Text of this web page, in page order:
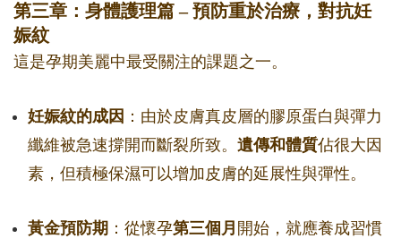
第三章：身體護理篇 – 預防重於治療，對抗妊
娠紋
這是孕期美麗中最受關注的課題之一。
妊娠紋的成因 ：由於皮膚真皮層的膠原蛋白與彈力
纖維被急速撐開而斷裂所致。 遺傳和體質佔很大因
素，但積極保濕可以增加皮膚的延展性與彈性。
黃金預防期 ：從懷孕第三個月 開始，就應養成習慣